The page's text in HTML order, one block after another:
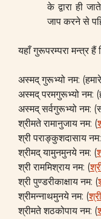
के द्वारा ही
जाप करने से
यहाँ गुरूपरम्परा मन्त्र
अस्मद् गुरूभ्यो नम:
अस्मद् परमगुरूभ्यो नम:
अस्मद् सर्वगुरूभ्यो नम:
श्रीमते रामानुजाय नम: (
श्री पराङ्कुशदासाय
श्रीमद् यामुनमुनये नम: (
श्री राममिश्राय नम: (
श्री पुण्डरीकाक्षाय नम: (
श्रीमन्नाथमुनये नम: (
श्रीमते शठकोपाय नम: (